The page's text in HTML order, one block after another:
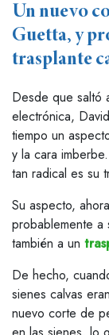
Un nuevo
Guetta, y
trasplante
Desde que saltó
electrónica,
tiempo un
y la cara
tan radical es su
Su aspecto,
probablemente
también a un
De hecho,
sienes calvas
nuevo corte de